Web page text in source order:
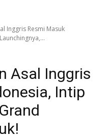
Inggris Resmi Masuk
Asal Inggris
Intip